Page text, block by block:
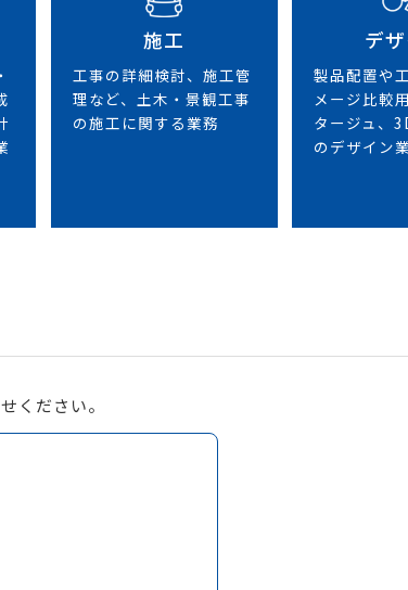
施工
工事の詳細検討、施工管
理など、土木・景観工事
の施工に関する業務
デ
製品配置や
メージ比較
タージュ、
のデザイン
ください。